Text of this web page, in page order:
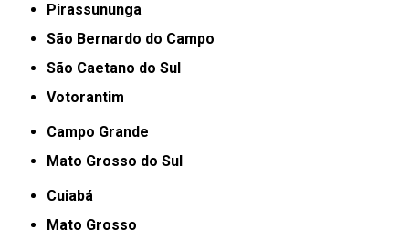
Pirassununga
São Bernardo do Campo
São Caetano do Sul
Votorantim
Campo Grande
Mato Grosso do Sul
Cuiabá
Mato Grosso